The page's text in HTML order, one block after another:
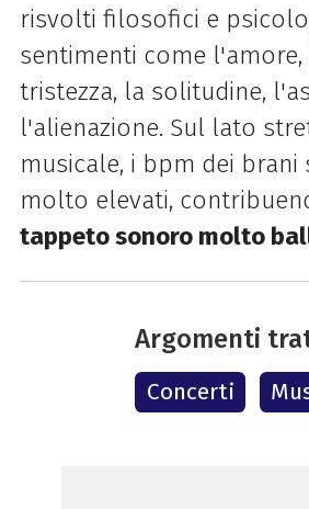
risvolti filosofici e
sentimenti come
tristezza, la solitudine,
l'alienazione. Sul lato
musicale, i bpm dei brani
molto elevati,
tappeto sonoro molto
Argomenti
Concerti